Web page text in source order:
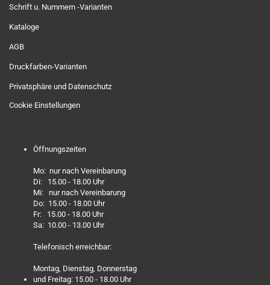
Schrift u. Nummern -Varianten
Kataloge
AGB
Druckfarben-Varianten
Privatsphäre und Datenschutz
Cookie Einstellungen
Öffnungszeiten
Mo: nur nach Vereinbarung
Di: 15.00 - 18.00 Uhr
Mi: nur nach Vereinbarung
Do: 15.00 - 18.00 Uhr
Fr: 15.00 - 18.00 Uhr
Sa: 10.00 - 13.00 Uhr
Telefonisch erreichbar:
Montag, Dienstag, Donnerstag
und Freitag: 15.00 - 18.00 Uhr